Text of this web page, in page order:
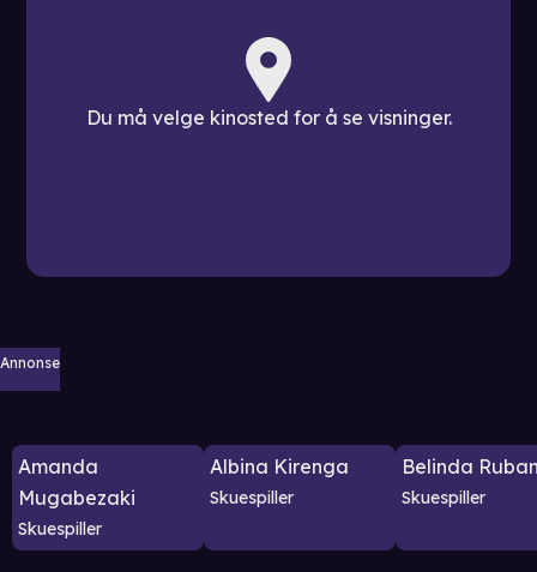
Du må velge kinosted for å se visninger.
Annonse
Amanda
Mugabezaki
Skuespiller
Albina Kirenga
Skuespiller
Belinda
Skuespiller